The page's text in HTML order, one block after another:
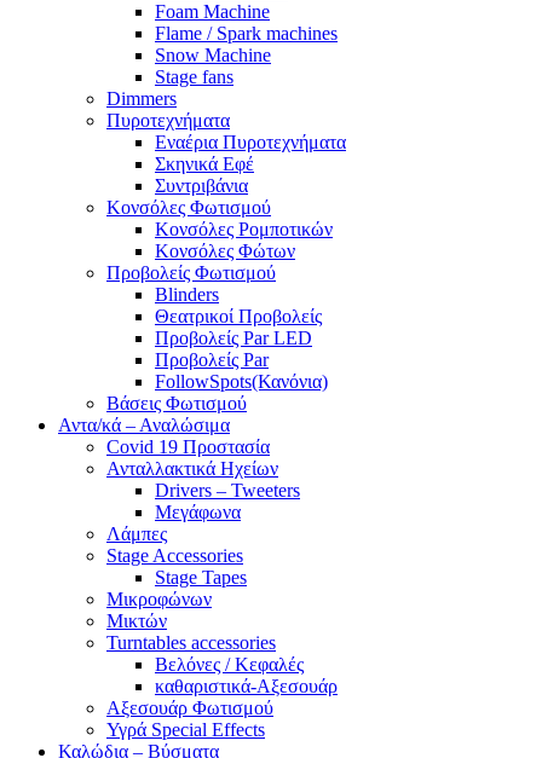
Foam Machine
Flame / Spark machines
Snow Machine
Stage fans
Dimmers
Πυροτεχνήματα
Εναέρια Πυροτεχνήματα
Σκηνικά Εφέ
Συντριβάνια
Κονσόλες Φωτισμού
Κονσόλες Ρομποτικών
Κονσόλες Φώτων
Προβολείς Φωτισμού
Blinders
Θεατρικοί Προβολείς
Προβολείς Par LED
Προβολείς Par
FollowSpots(Κανόνια)
Βάσεις Φωτισμού
Αντα/κά – Αναλώσιμα
Covid 19 Προστασία
Ανταλλακτικά Ηχείων
Drivers – Tweeters
Μεγάφωνα
Λάμπες
Stage Accessories
Stage Tapes
Μικροφώνων
Μικτών
Turntables accessories
Βελόνες / Κεφαλές
καθαριστικά-Αξεσουάρ
Αξεσουάρ Φωτισμού
Υγρά Special Effects
Καλώδια – Βύσματα